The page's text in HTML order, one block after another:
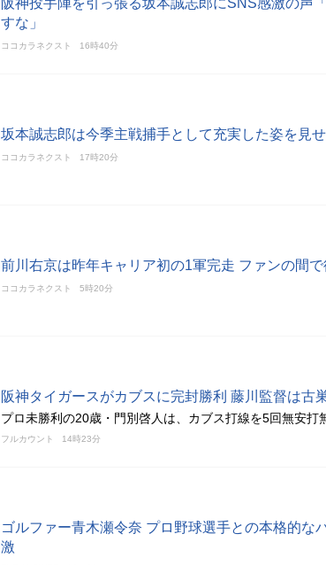
阪神投手陣を引っ張る坂本誠志郎にSNS感激の声
すな」
ココカラネクスト 16時40分
坂本誠志郎は今季主戦捕手として充実した姿を見
ココカラネクスト 17時20分
前川右京は昨年キャリア初の1軍完走 ファンの間
ココカラネクスト 5時20分
阪神タイガースがカブスに完封勝利 藤川監督は古
プロ未勝利の20歳・門別啓人は、カブス打線を5回無安打
フルカウント 14時23分
ゴルファー青木瀬令奈 プロ野球選手との本格的な
激